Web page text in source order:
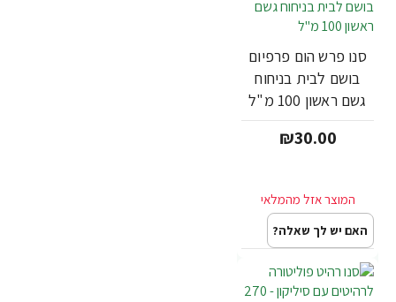
סנו פרש הום פרפיום
בושם לבית בניחוח
גשם ראשון 100 מ"ל
₪30.00
האם יש לך שאלה?